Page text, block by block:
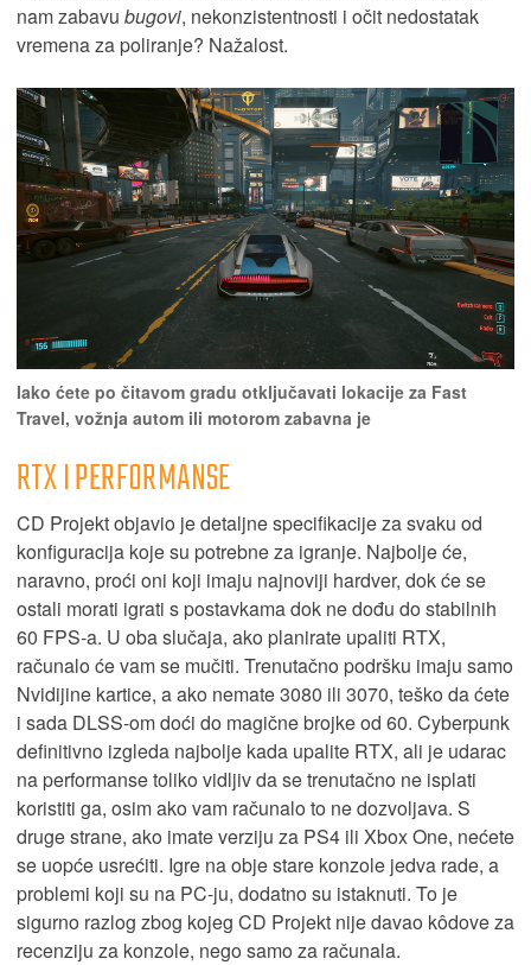
nam zabavu bugovi, nekonzistentnosti i očit nedostatak
vremena za poliranje? Nažalost.
Iako ćete po čitavom gradu otključavati lokacije za Fast
Travel, vožnja autom ili motorom zabavna je
RTX I PERFORMANSE
CD Projekt objavio je detaljne specifikacije za svaku od
konfiguracija koje su potrebne za igranje. Najbolje će,
naravno, proći oni koji imaju najnoviji hardver, dok će se
ostali morati igrati s postavkama dok ne dođu do stabilnih
60 FPS-a. U oba slučaja, ako planirate upaliti RTX,
računalo će vam se mučiti. Trenutačno podršku imaju samo
Nvidijine kartice, a ako nemate 3080 ili 3070, teško da ćete
i sada DLSS-om doći do magične brojke od 60. Cyberpunk
definitivno izgleda najbolje kada upalite RTX, ali je udarac
na performanse toliko vidljiv da se trenutačno ne isplati
koristiti ga, osim ako vam računalo to ne dozvoljava. S
druge strane, ako imate verziju za PS4 ili Xbox One, nećete
se uopće usrećiti. Igre na obje stare konzole jedva rade, a
problemi koji su na PC-ju, dodatno su istaknuti. To je
sigurno razlog zbog kojeg CD Projekt nije davao kôdove za
recenziju za konzole, nego samo za računala.